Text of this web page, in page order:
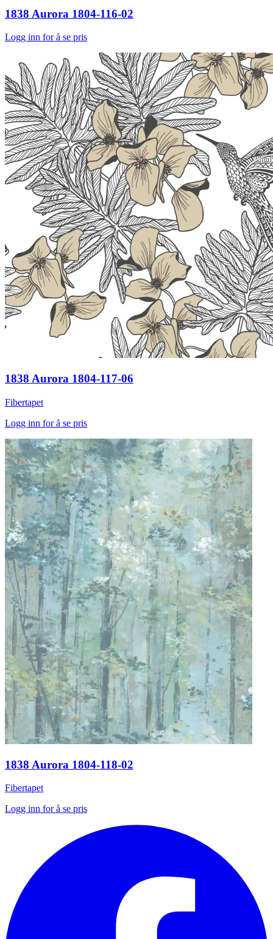
1838 Aurora 1804-116-02
Logg inn for å se pris
1838 Aurora 1804-117-06
Fibertapet
Logg inn for å se pris
1838 Aurora 1804-118-02
Fibertapet
Logg inn for å se pris